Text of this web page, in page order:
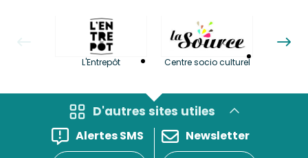
L'Entrepôt Centre socio culturel
D'autres sites utiles
Alertes SMS
Newsletter